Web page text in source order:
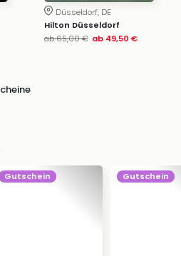
Düsseldorf, DE
Hilton Düsseldorf
ab65,00 € ab 49,50 €
Gutschein Gutschein